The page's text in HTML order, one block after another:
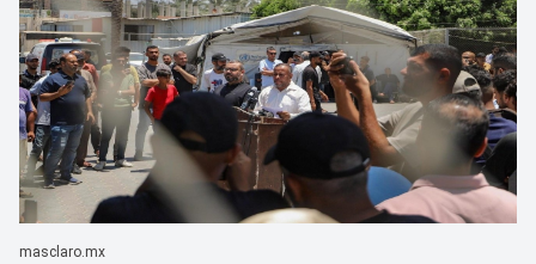
masclaro.mx